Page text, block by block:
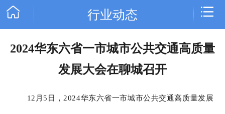
网站首页
关于恒宇
新闻中心
行业动态
2024华东六省一市城市公共交通高质量
发展大会在聊城召开
12月5日，2024华东六省一市城市公共交通高质量发展